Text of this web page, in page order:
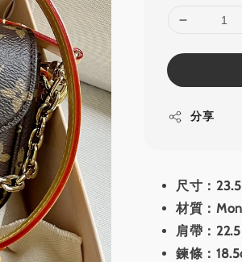
分享
尺寸：
材質：
肩帶：
鍊條：